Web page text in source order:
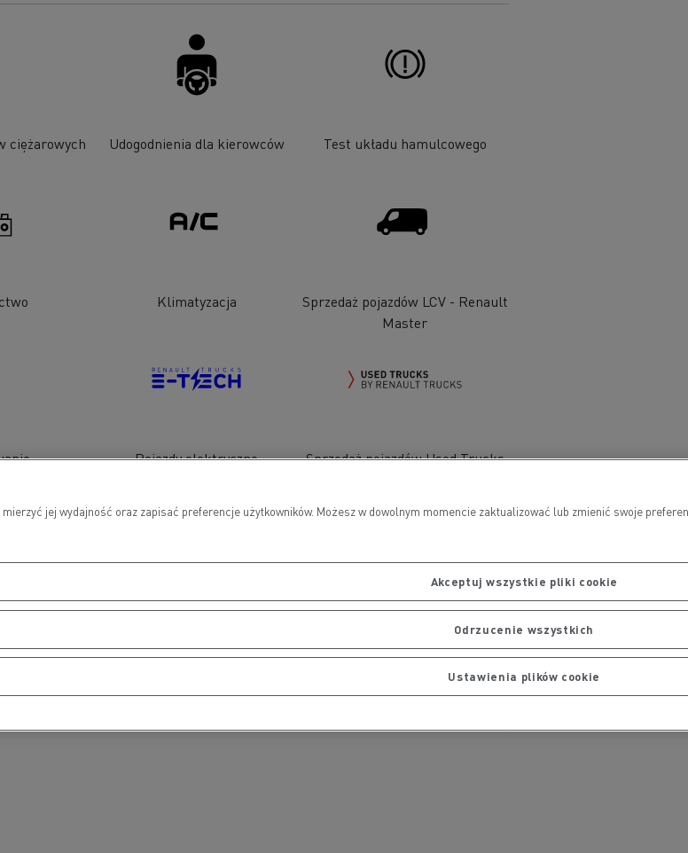
ciężarowych Udogodnienia dla kierowców Test układu hamulcowego
Klimatyzacja
Sprzedaż pojazdów LCV - Renault
Master
Pojazdy elektryczne
Sprzedaż pojazdów Used Trucks
jej wydajność oraz zapisać preferencje użytkowników. Możesz w dowolnym momencie zaktualizować lub zmienić swoje
Akceptuj wszystkie pliki cookie
Odrzucenie wszystkich
Ustawienia plików cookie